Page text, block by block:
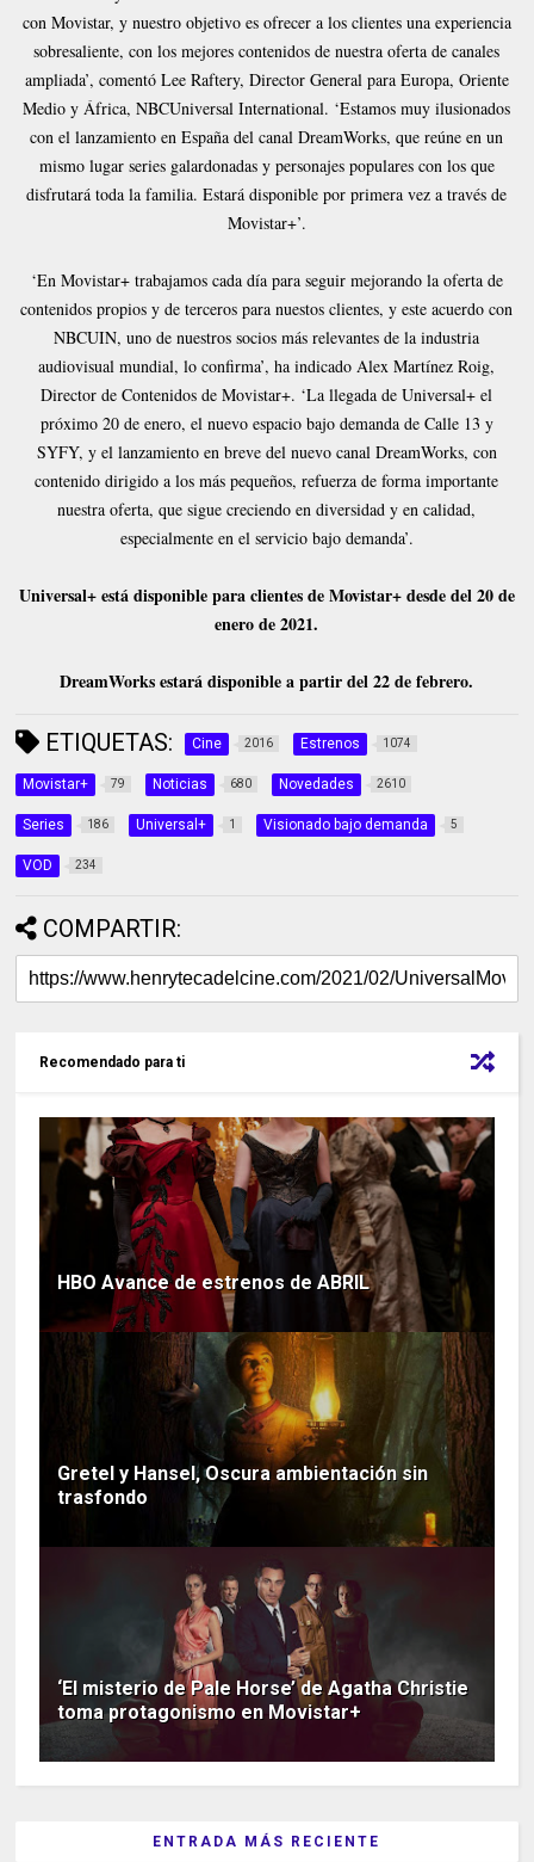
con Movistar, y nuestro objetivo es ofrecer a los clientes una experiencia
sobresaliente, con los mejores contenidos de nuestra oferta de canales
ampliada’, comentó Lee Raftery, Director General para Europa, Oriente
Medio y África, NBCUniversal International. ‘Estamos muy ilusionados
con el lanzamiento en España del canal DreamWorks, que reúne en un
mismo lugar series galardonadas y personajes populares con los que
disfrutará toda la familia. Estará disponible por primera vez a través de
Movistar+’.
‘En Movistar+ trabajamos cada día para seguir mejorando la oferta de
contenidos propios y de terceros para nuestos clientes, y este acuerdo con
NBCUIN, uno de nuestros socios más relevantes de la industria
audiovisual mundial, lo confirma’, ha indicado Alex Martínez Roig,
Director de Contenidos de Movistar+. ‘La llegada de Universal+ el
próximo 20 de enero, el nuevo espacio bajo demanda de Calle 13 y
SYFY, y el lanzamiento en breve del nuevo canal DreamWorks, con
contenido dirigido a los más pequeños, refuerza de forma importante
nuestra oferta, que sigue creciendo en diversidad y en calidad,
especialmente en el servicio bajo demanda’.
Universal+ está disponible para clientes de Movistar+ desde del 20 de
enero de 2021.
DreamWorks estará disponible a partir del 22 de febrero.
ETIQUETAS: Cine 2016 Estrenos 1074
Movistar+ 79 Noticias 680 Novedades 2610
Series 186 Universal+ 1 Visionado bajo demanda 5
VOD 234
COMPARTIR:
Recomendado para ti
HBO Avance de estrenos de ABRIL
Gretel y Hansel, Oscura ambientación sin
trasfondo
‘El misterio de Pale Horse’ de Agatha Christie
toma protagonismo en Movistar+
ENTRADA MÁS RECIENTE